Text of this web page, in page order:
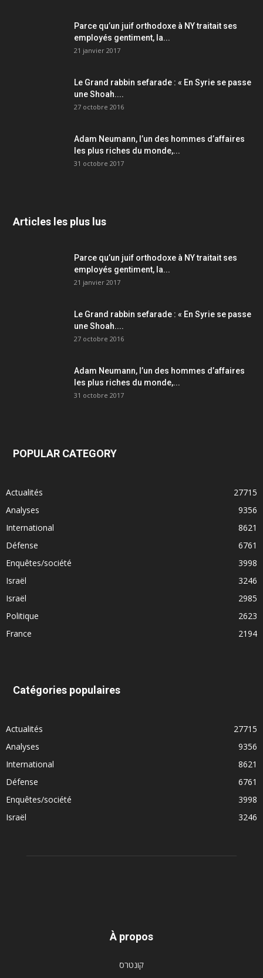
Parce qu’un juif orthodoxe à NY traitait ses
employés gentiment, la...
21 janvier 2017
Le Grand rabbin sefarade : « En Syrie se passe
une Shoah....
27 octobre 2016
Adam Neumann, l’un des hommes d’affaires
les plus riches du monde,...
31 octobre 2017
Articles les plus lus
Parce qu’un juif orthodoxe à NY traitait ses
employés gentiment, la...
21 janvier 2017
Le Grand rabbin sefarade : « En Syrie se passe
une Shoah....
27 octobre 2016
Adam Neumann, l’un des hommes d’affaires
les plus riches du monde,...
31 octobre 2017
POPULAR CATEGORY
Actualités
27715
Analyses
9356
International
8621
Défense
6761
Enquêtes/société
3998
Israël
3246
Israël
2985
Politique
2623
France
2194
Catégories populaires
Actualités
27715
Analyses
9356
International
8621
Défense
6761
Enquêtes/société
3998
Israël
3246
À propos
קונטרס